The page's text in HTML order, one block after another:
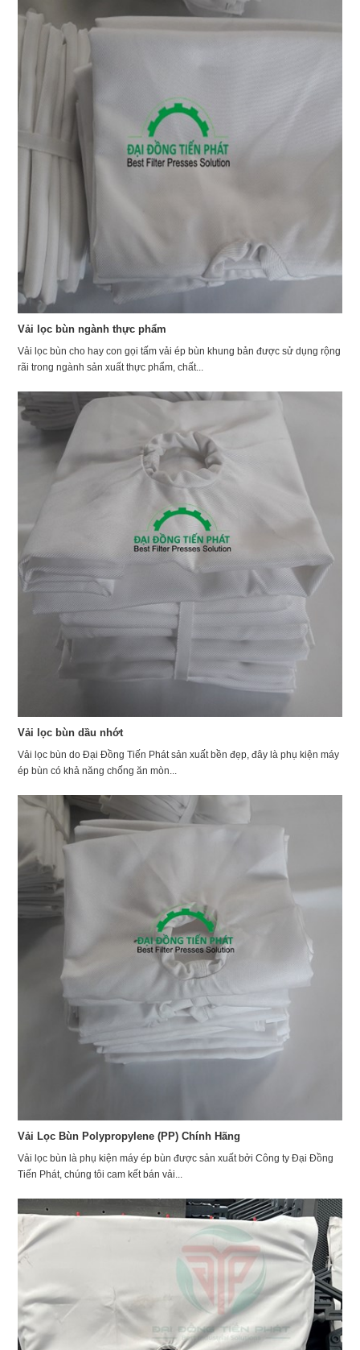
Vải lọc bùn ngành thực phẩm
Vải lọc bùn cho hay con gọi tấm vải ép bùn khung bản được sử dụng rộng
rãi trong ngành sản xuất thực phẩm, chất...
Vải lọc bùn dầu nhớt
Vải lọc bùn do Đại Đồng Tiến Phát sản xuất bền đẹp, đây là phụ kiện máy
ép bùn có khả năng chống ăn mòn...
Vải Lọc Bùn Polypropylene (PP) Chính Hãng
Vải lọc bùn là phụ kiện máy ép bùn được sản xuất bởi Công ty Đại Đồng
Tiến Phát, chúng tôi cam kết bán vải...